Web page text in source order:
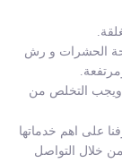
الحشرات و رش
ويجب التخلص من
على اهم خدماتها
خلال التواصل